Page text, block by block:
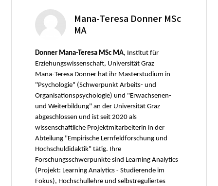
Mana-Teresa Donner MSc
MA
Donner Mana-Teresa MSc MA, Institut für
Erziehungswissenschaft, Universität Graz
Mana-Teresa Donner hat ihr Masterstudium in
"Psychologie" (Schwerpunkt Arbeits- und
Organisationspsychologie) und "Erwachsenen-
und Weiterbildung" an der Universität Graz
abgeschlossen und ist seit 2020 als
wissenschaftliche Projektmitarbeiterin in der
Abteilung "Empirische Lernfeldforschung und
Hochschuldidaktik" tätig. Ihre
Forschungsschwerpunkte sind Learning Analytics
(Projekt: Learning Analytics - Studierende im
Fokus), Hochschullehre und selbstreguliertes